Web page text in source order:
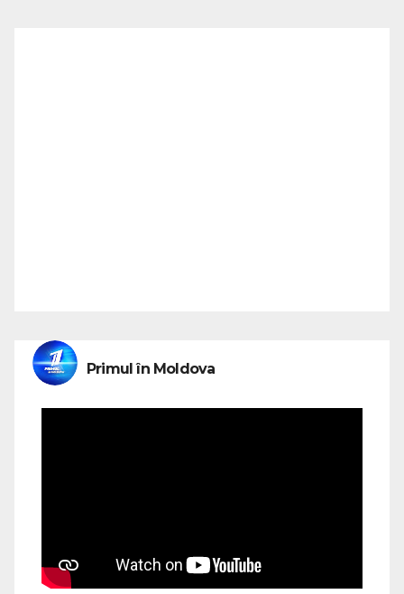
Primul în Moldova